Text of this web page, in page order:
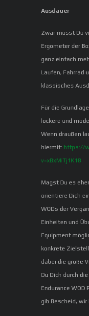
Ausdauer
Zwar musst Du
Ergometer der
ganz einfach
Laufen, Fahrrad
klassisches
Für die
lockere und
Wenn draußen
hiermit: https://
v=xBxMiTj1K18
Magst Du es
orientiere Dich
WODs der
Einheiten und
Equipment
konkrete
dabei die große
Du Dich durch
Endurance
gib Bescheid,